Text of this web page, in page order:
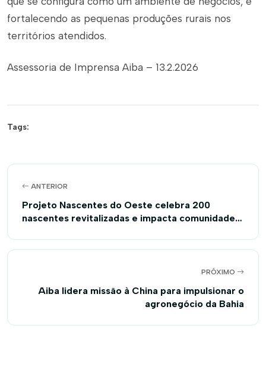
fortalecendo as pequenas produções rurais nos
territórios atendidos.
Assessoria de Imprensa Aiba – 13.2.2026
Tags:
ANTERIOR
Projeto Nascentes do Oeste celebra 200
nascentes revitalizadas e impacta comunidades
PRÓXIMO
Aiba lidera missão à China para impulsionar o
agronegócio da Bahia